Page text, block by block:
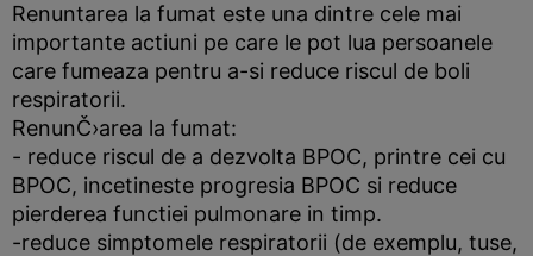
Renuntarea la fumat este una dintre cele mai
importante actiuni pe care le pot lua persoanele
care fumeaza pentru a-si reduce riscul de boli
respiratorii.
RenunČ›area la fumat:
- reduce riscul de a dezvolta BPOC, printre cei cu
BPOC, incetineste progresia BPOC si reduce
pierderea functiei pulmonare in timp.
-reduce simptomele respiratorii (de exemplu, tuse,